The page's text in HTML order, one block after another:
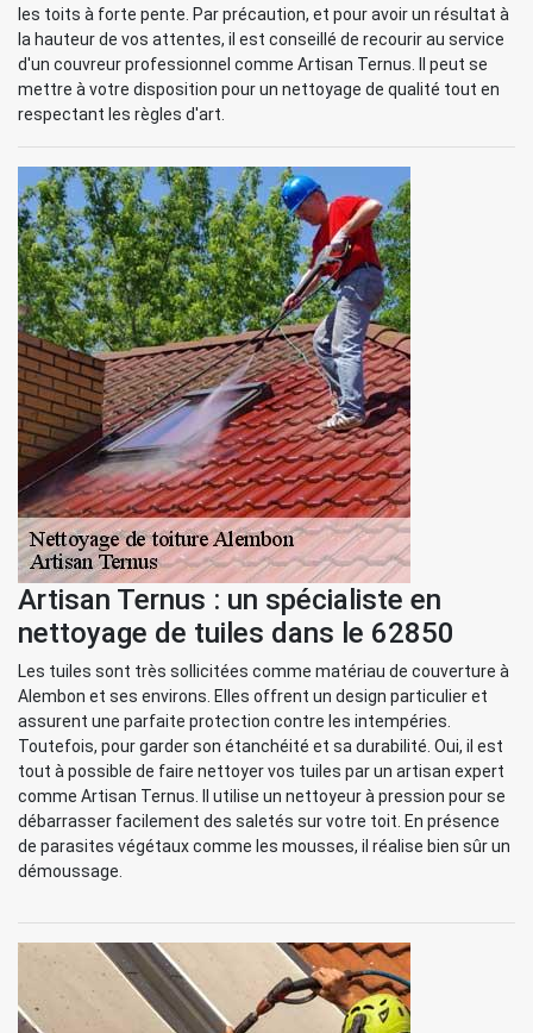
les toits à forte pente. Par précaution, et pour avoir un résultat à
la hauteur de vos attentes, il est conseillé de recourir au service
d'un couvreur professionnel comme Artisan Ternus. Il peut se
mettre à votre disposition pour un nettoyage de qualité tout en
respectant les règles d'art.
Artisan Ternus : un spécialiste en
nettoyage de tuiles dans le 62850
Les tuiles sont très sollicitées comme matériau de couverture à
Alembon et ses environs. Elles offrent un design particulier et
assurent une parfaite protection contre les intempéries.
Toutefois, pour garder son étanchéité et sa durabilité. Oui, il est
tout à possible de faire nettoyer vos tuiles par un artisan expert
comme Artisan Ternus. Il utilise un nettoyeur à pression pour se
débarrasser facilement des saletés sur votre toit. En présence
de parasites végétaux comme les mousses, il réalise bien sûr un
démoussage.